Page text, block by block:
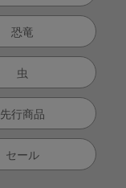
恐竜
虫
先行商品
セール